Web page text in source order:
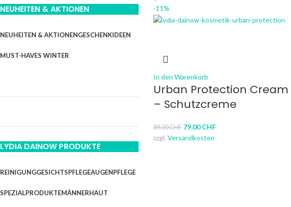
NEUHEITEN & AKTIONEN
NEUHEITEN & AKTIONENGESCHENKIDEEN
MUST-HAVES WINTER
LYDIA DAINOW PRODUKTE
REINIGUNGGESICHTSPFLEGEAUGENPFLEGE
SPEZIALPRODUKTEMÄNNERHAUT
-11%
In den Warenkorb
Urban Protection Cream
– Schutzcreme
89,00CHF 79,00CHF
zzgl. Versandkosten